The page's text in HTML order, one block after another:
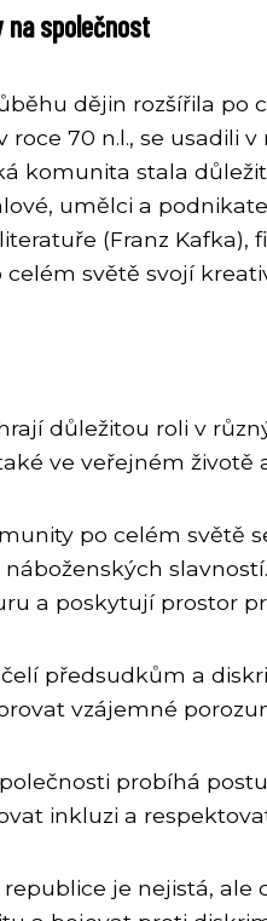
společnost
dějin rozšířila po
70 n.l., se usadili
komunita stala
umělci a
(Franz
světě svojí
důležitou roli v
ve veřejném životě
po celém světě
a poskytují prostor
předsudkům a
vzájemné
probíhá
inkluzi a
je nejistá,